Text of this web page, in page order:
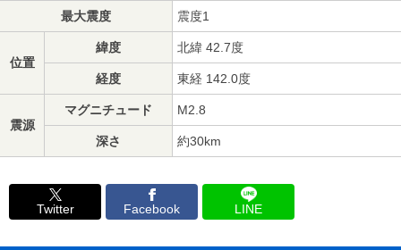
最大震度 震度1
位置
緯度 北緯 42.7度
経度 東経 142.0度
震源
マグニチュード M2.8
深さ 約30km
Twitter Facebook LINE